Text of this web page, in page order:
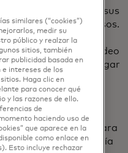
continuamente sus
tecnologías y procesos.
ingeniería social
(audio y video
real) para agregar
financiero en
de dólares
deepfake para
de la compañía
similares (“cookies”)
medir su
público y realzar la
sitios, también
publicidad basada en
e intereses de los
Haga clic en
para conocer qué
y las razones de ello.
de
haciendo uso de
que aparece en la
como enlace en
Esto incluye rechazar